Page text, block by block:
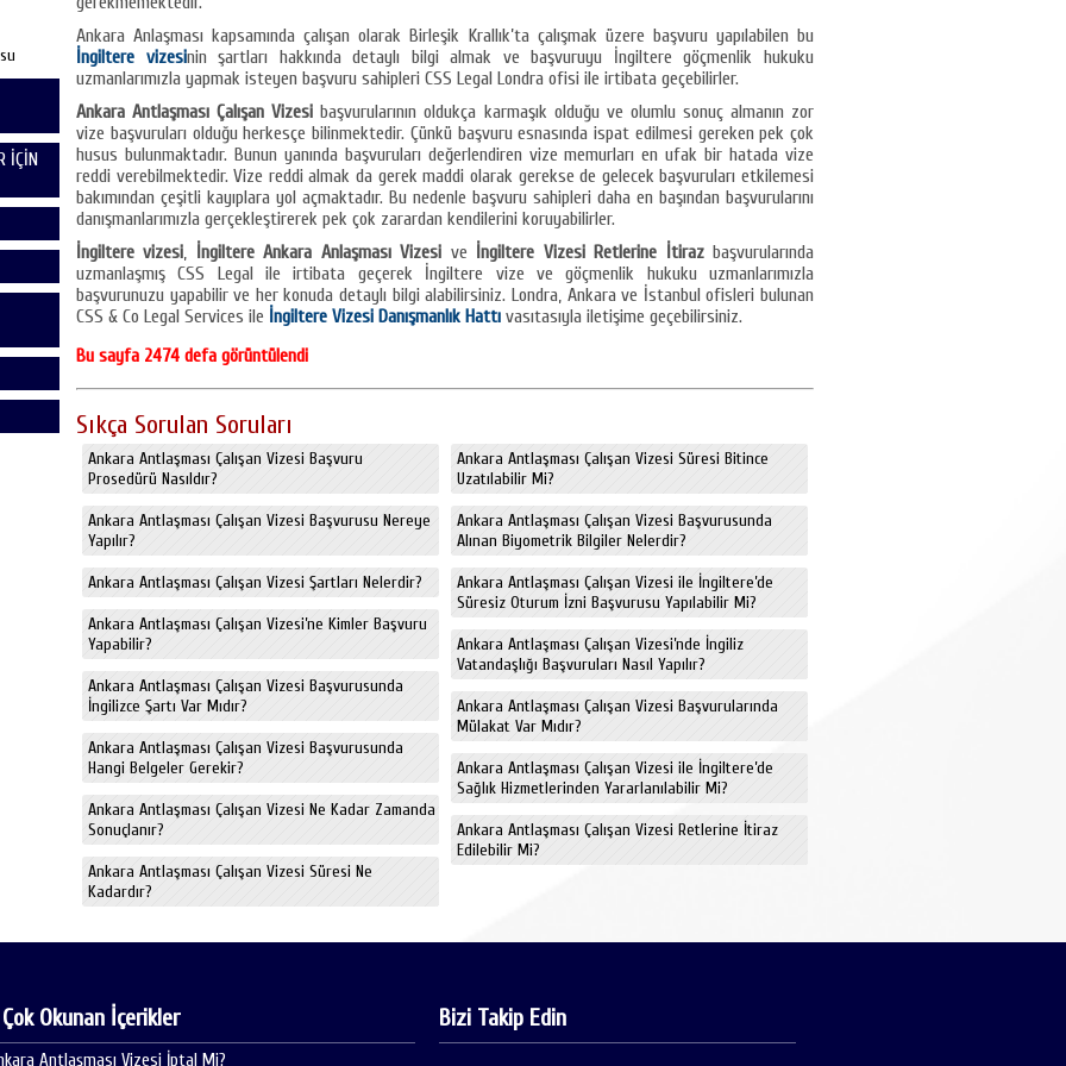
İÇİN
Ankara Anlaşması kapsamında çalışan olarak Birleşik Krallık’ta çalışmak üzere başvuru yapılabilen bu
İngiltere vizesinin şartları hakkında detaylı bilgi almak ve başvuruyu İngiltere göçmenlik hukuku
uzmanlarımızla yapmak isteyen başvuru sahipleri CSS Legal Londra ofisi ile irtibata geçebilirler.
Ankara Antlaşması Çalışan Vizesibaşvurularının oldukça karmaşık olduğu ve olumlu sonuç almanın zor
vize başvuruları olduğu herkesçe bilinmektedir. Çünkü başvuru esnasında ispat edilmesi gereken pek çok
husus bulunmaktadır. Bunun yanında başvuruları değerlendiren vize memurları en ufak bir hatada vize
reddi verebilmektedir. Vize reddi almak da gerek maddi olarak gerekse de gelecek başvuruları etkilemesi
bakımından çeşitli kayıplara yol açmaktadır. Bu nedenle başvuru sahipleri daha en başından başvurularını
danışmanlarımızla gerçekleştirerek pek çok zarardan kendilerini koruyabilirler.
İngiltere vizesi, İngiltere Ankara Anlaşması Vizesi ve İngiltere Vizesi Retlerine İtirazbaşvurularında
uzmanlaşmış CSS Legal ile irtibata geçerek İngiltere vize ve göçmenlik hukuku uzmanlarımızla
başvurunuzu yapabilir ve her konuda detaylı bilgi alabilirsiniz. Londra, Ankara ve İstanbul ofisleri bulunan
CSS & Co Legal Services ile İngiltere Vizesi Danışmanlık Hattı vasıtasıyla iletişime geçebilirsiniz.
Bu sayfa 2474 defa görüntülendi
Sıkça Sorulan Soruları
Ankara Antlaşması Çalışan Vizesi Başvuru
Prosedürü Nasıldır?
Ankara Antlaşması Çalışan Vizesi Başvurusu Nereye
Yapılır?
Ankara Antlaşması Çalışan Vizesi Şartları Nelerdir?
Ankara Antlaşması Çalışan Vizesi’ne Kimler Başvuru
Yapabilir?
Ankara Antlaşması Çalışan Vizesi Başvurusunda
İngilizce Şartı Var Mıdır?
Ankara Antlaşması Çalışan Vizesi Başvurusunda
Hangi Belgeler Gerekir?
Ankara Antlaşması Çalışan Vizesi Ne Kadar Zamanda
Sonuçlanır?
Ankara Antlaşması Çalışan Vizesi Süresi Ne
Kadardır?
Ankara Antlaşması Çalışan Vizesi Süresi Bitince
Uzatılabilir Mi?
Ankara Antlaşması Çalışan Vizesi Başvurusunda
Alınan Biyometrik Bilgiler Nelerdir?
Ankara Antlaşması Çalışan Vizesi ile İngiltere’de
Süresiz Oturum İzni Başvurusu Yapılabilir Mi?
Ankara Antlaşması Çalışan Vizesi’nde İngiliz
Vatandaşlığı Başvuruları Nasıl Yapılır?
Ankara Antlaşması Çalışan Vizesi Başvurularında
Mülakat Var Mıdır?
Ankara Antlaşması Çalışan Vizesi ile İngiltere’de
Sağlık Hizmetlerinden Yararlanılabilir Mi?
Ankara Antlaşması Çalışan Vizesi Retlerine İtiraz
Edilebilir Mi?
Okunan İçerikler
Antlaşması Vizesi İptal Mi?
Bizi Takip Edin